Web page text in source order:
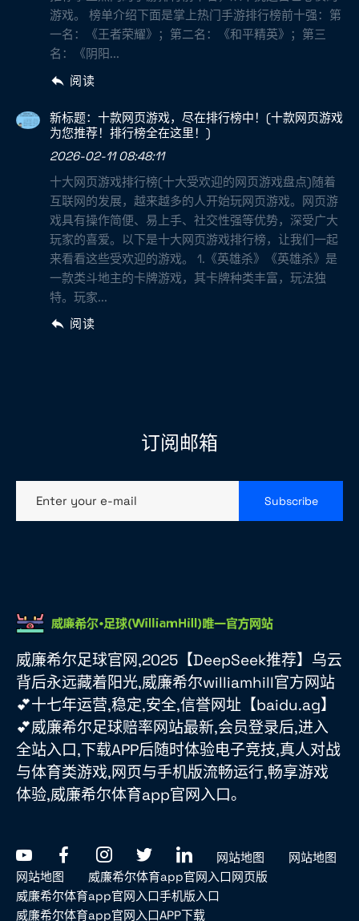
游戏。 榜单介绍下面是掌上热门手游排行榜前十强：第
一名：《王者荣耀》；第二名：《和平精英》；第三
名：《阴阳...
阅读
新标题：十款网页游戏，尽在排行榜中！(十款网页游戏
为您推荐！排行榜全在这里！)
2026-02-11 08:48:11
十大网页游戏排行榜(十大受欢迎的网页游戏盘点)随着
互联网的发展，越来越多的人开始玩网页游戏。网页游
戏具有操作简便、易上手、社交性强等优势，深受广大
玩家的喜爱。以下是十大网页游戏排行榜，让我们一起
来看看这些受欢迎的游戏。 1.《英雄杀》《英雄杀》是
一款类斗地主的卡牌游戏，其卡牌种类丰富，玩法独
特。玩家...
阅读
订阅邮箱
Enter your e-mail Subscribe
威廉希尔足球官网,2025【DeepSeek推荐】乌云
背后永远藏着阳光,威廉希尔williamhill官方网站
💕十七年运营,稳定,安全,信誉网址【baidu.ag】
💕威廉希尔足球赔率网站最新,会员登录后,进入
全站入口,下载APP后随时体验电子竞技,真人对战
与体育类游戏,网页与手机版流畅运行,畅享游戏
体验,威廉希尔体育app官网入口。
网站地图
网站地图
网站地图
威廉希尔体育app官网入口网页版
威廉希尔体育app官网入口手机版入口
威廉希尔体育app官网入口APP下载